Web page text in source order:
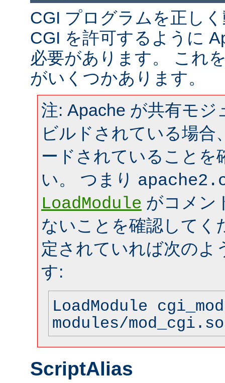
CGI プログラムを正し
CGI を許可するように
必要があります。 これ
がいくつかあります。
注: Apache が共有モジ
ビルドされている場合
ードされていることを
い。 つまり
LoadModule がコメン
ないことを確認してく
定されていれば次のよ
す:
LoadModule
modules/mod_cgi.so
ScriptAlias